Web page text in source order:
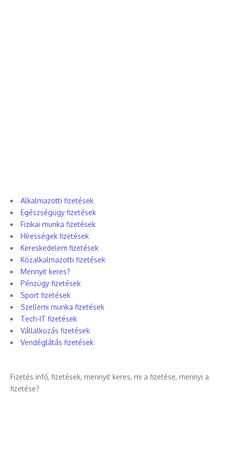
Alkalmazotti fizetések
Egészségügy fizetések
Fizikai munka fizetések
Hírességek fizetések
Kereskedelem fizetések
Közalkalmazotti fizetések
Mennyit keres?
Pénzügy fizetések
Sport fizetések
Szellemi munka fizetések
Tech-IT fizetések
Vállalkozás fizetések
Vendéglátás fizetések
Fizetés infó, fizetések, mennyit keres, mi a fizetése, mennyi a
fizetése?